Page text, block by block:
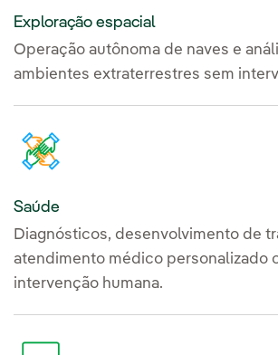
Exploração espacial
Operação autônoma de naves e
ambientes extraterrestres sem
Saúde
Diagnósticos, desenvolvimento de
atendimento médico personalizado
intervenção humana.